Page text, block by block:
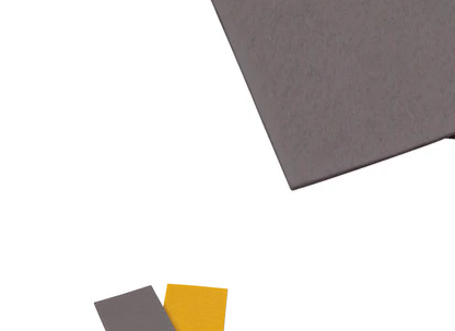
Filzplatte selbstklebend Medien-Miniaturansichten